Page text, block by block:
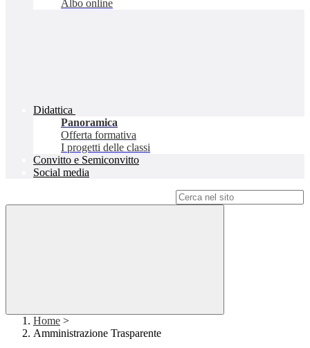
Albo online
Didattica
Panoramica
Offerta formativa
I progetti delle classi
Convitto e Semiconvitto
Social media
Home >
Amministrazione Trasparente